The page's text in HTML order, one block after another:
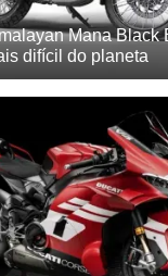
Mana Black
difícil do planeta